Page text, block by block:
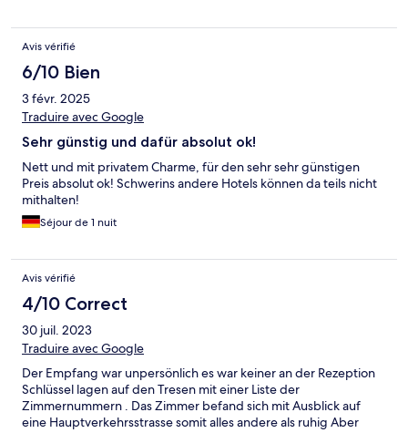
Avis vérifié
6/10 Bien
3 févr. 2025
Traduire avec Google
Sehr günstig und dafür absolut ok!
Nett und mit privatem Charme, für den sehr sehr günstigen
Preis absolut ok! Schwerins andere Hotels können da teils nicht
mithalten!
Séjour de 1 nuit
Avis vérifié
4/10 Correct
30 juil. 2023
Traduire avec Google
Der Empfang war unpersönlich es war keiner an der Rezeption
Schlüssel lagen auf den Tresen mit einer Liste der
Zimmernummern . Das Zimmer befand sich mit Ausblick auf
eine Hauptverkehrsstrasse somit alles andere als ruhig Aber